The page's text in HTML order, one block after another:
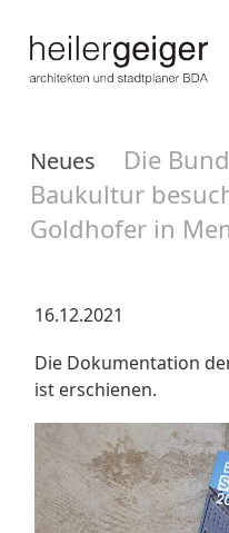
Neues
Die
Baukultur
Goldhofer in
16.12.2021
Die Dokumentation
ist erschienen.